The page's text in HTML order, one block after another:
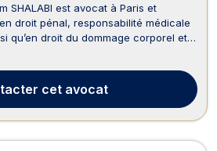
SHALABI est avocat à Paris et
droit pénal, responsabilité médicale
qu’en droit du dommage corporel et
cet avocat